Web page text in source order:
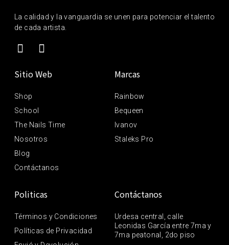
La calidad y la vanguardia se unen para potenciar el talento
de cada artista.
Sitio Web
Shop
School
The Nails Time
Nosotros
Blog
Contáctanos
Marcas
Rainbow
Bequeen
Ivanov
Staleks Pro
Politicas
Términos y Condiciones
Políticas de Privacidad
Contáctanos
Urdesa central, calle
Leonidas García entre 7ma y
7ma peatonal, 2do piso